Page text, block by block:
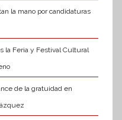
la mano por candidaturas
la Feria y Festival Cultural
de la gratuidad en